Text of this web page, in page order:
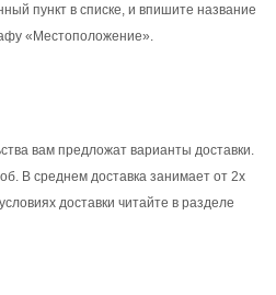
пункт в списке, и впишите название
«Местоположение».
вам предложат варианты доставки.
В среднем доставка занимает от 2х
доставки читайте в разделе